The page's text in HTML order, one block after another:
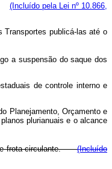
(Incluído pela Lei nº 10.866,
Transportes publicá-las até o
a suspensão do saque dos
de controle interno e
Planejamento, Orçamento e
plurianuais e o alcance
de frota circulante.(Incluído